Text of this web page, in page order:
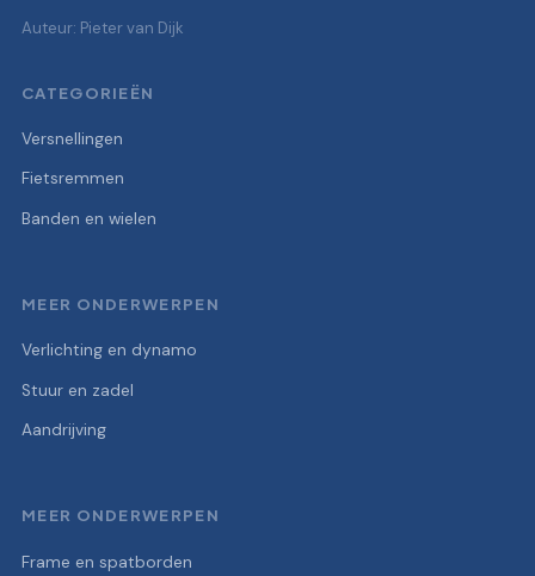
Auteur: Pieter van Dijk
CATEGORIEËN
Versnellingen
Fietsremmen
Banden en wielen
MEER ONDERWERPEN
Verlichting en dynamo
Stuur en zadel
Aandrijving
MEER ONDERWERPEN
Frame en spatborden